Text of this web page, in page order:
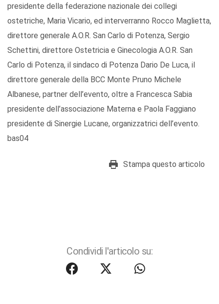
presidente della federazione nazionale dei collegi
ostetriche, Maria Vicario, ed interverranno Rocco Maglietta,
direttore generale A.O.R. San Carlo di Potenza, Sergio
Schettini, direttore Ostetricia e Ginecologia A.O.R. San
Carlo di Potenza, il sindaco di Potenza Dario De Luca, il
direttore generale della BCC Monte Pruno Michele
Albanese, partner dell’evento, oltre a Francesca Sabia
presidente dell’associazione Materna e Paola Faggiano
presidente di Sinergie Lucane, organizzatrici dell’evento.
bas04
Stampa questo articolo
Condividi l'articolo su: